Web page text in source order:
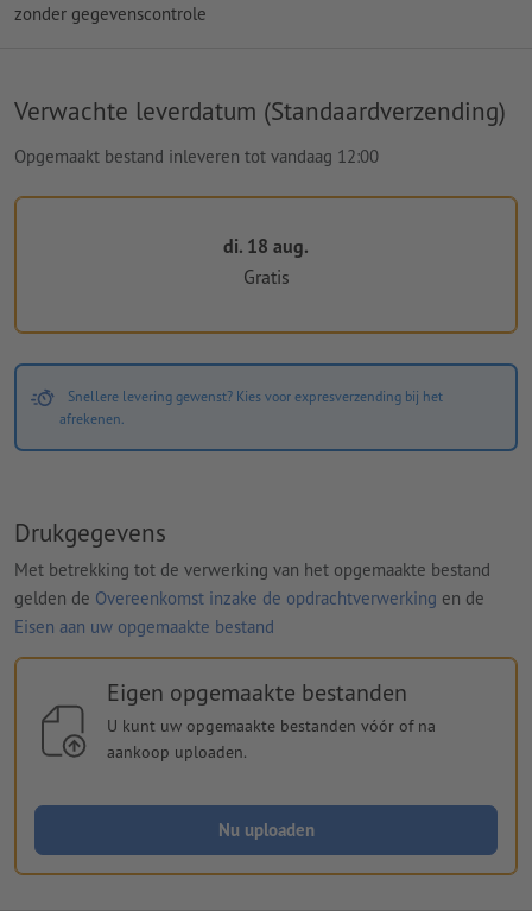
zonder gegevenscontrole
Verwachte leverdatum (Standaardverzending)
Opgemaakt bestand inleveren tot vandaag 12:00
di. 18 aug.
Gratis
Snellere levering gewenst? Kies voor expresverzending bij het
afrekenen.
Drukgegevens
Met betrekking tot de verwerking van het opgemaakte bestand
gelden de Overeenkomst inzake de opdrachtverwerking en de
Eisen aan uw opgemaakte bestand
Eigen opgemaakte bestanden
U kunt uw opgemaakte bestanden vóór of na
aankoop uploaden.
Nu uploaden